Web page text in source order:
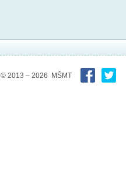
© 2013 – 2026 MŠMT